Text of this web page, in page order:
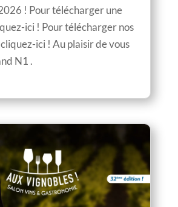
! Pour télécharger une
ici ! Pour télécharger nos
ici ! Au plaisir de vous
N1 .